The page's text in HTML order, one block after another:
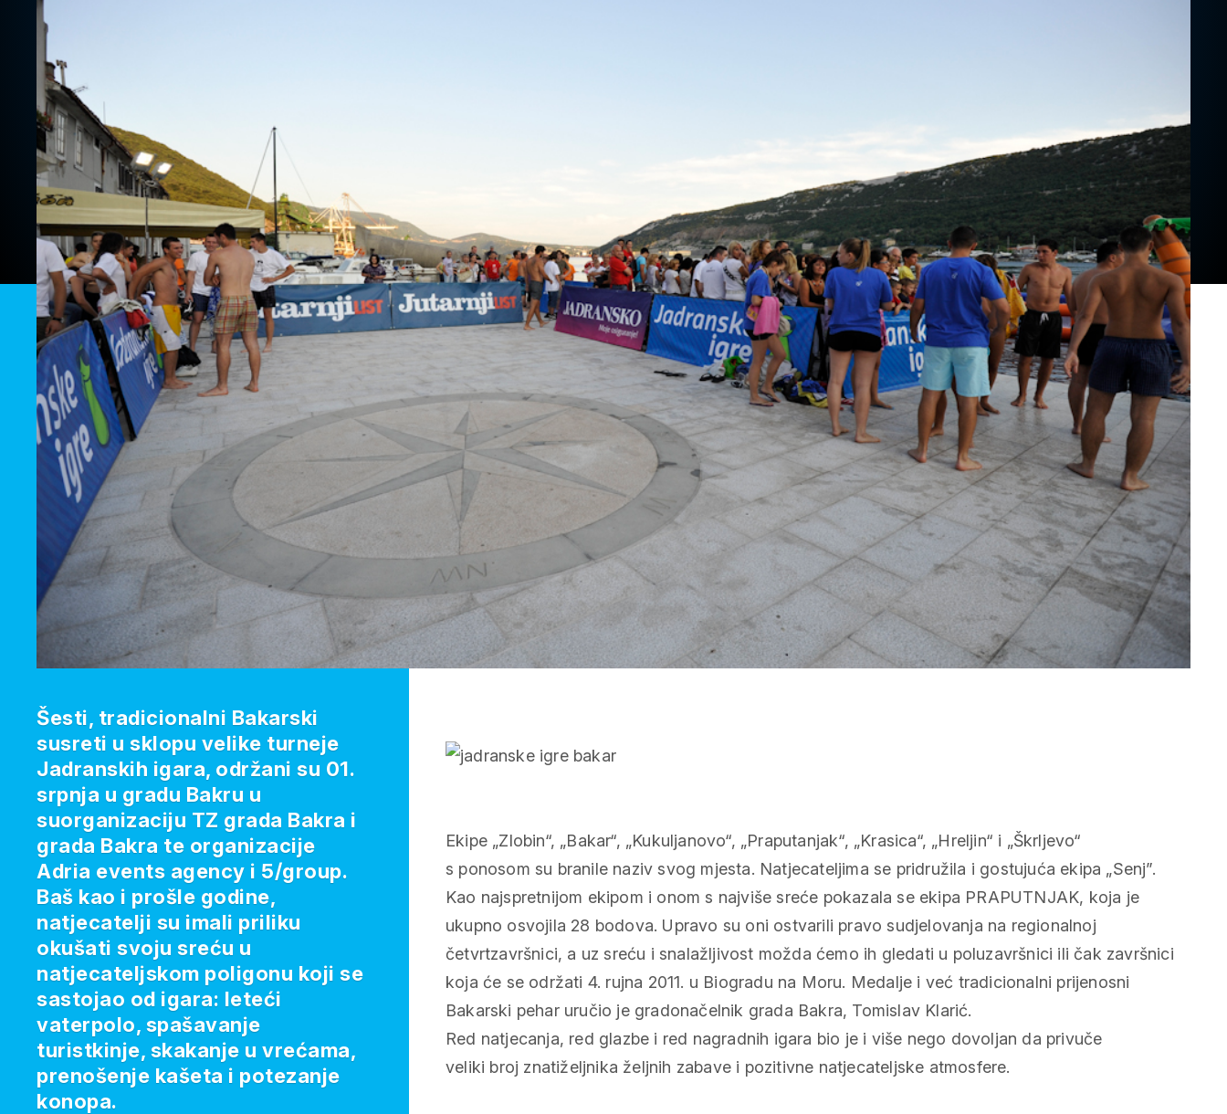
Ekipe „Zlobin“, „Bakar“, „Kukuljanovo“, „Praputanjak“, „Krasica“, „Hreljin“ i „Škrljevo“
s ponosom su branile naziv svog mjesta. Natjecateljima se pridružila i gostujuća ekipa „Senj”.
Kao najspretnijom ekipom i onom s najviše sreće pokazala se ekipa PRAPUTNJAK, koja je
ukupno osvojila 28 bodova. Upravo su oni ostvarili pravo sudjelovanja na regionalnoj
četvrtzavršnici, a uz sreću i snalažljivost možda ćemo ih gledati u poluzavršnici ili čak završnici
koja će se održati 4. rujna 2011. u Biogradu na Moru. Medalje i već tradicionalni prijenosni
Bakarski pehar uručio je gradonačelnik grada Bakra, Tomislav Klarić.
Red natjecanja, red glazbe i red nagradnih igara bio je i više nego dovoljan da privuče
veliki broj znatiželjnika željnih zabave i pozitivne natjecateljske atmosfere.
Šesti, tradicionalni Bakarski
susreti u sklopu velike turneje
Jadranskih igara, održani su 01.
srpnja u gradu Bakru u
suorganizaciju TZ grada Bakra i
grada Bakra te organizacije
Adria events agency i 5/group.
Baš kao i prošle godine,
natjecatelji su imali priliku
okušati svoju sreću u
natjecateljskom poligonu koji se
sastojao od igara: leteći
vaterpolo, spašavanje
turistkinje, skakanje u vrećama,
prenošenje kašeta i potezanje
konopa.